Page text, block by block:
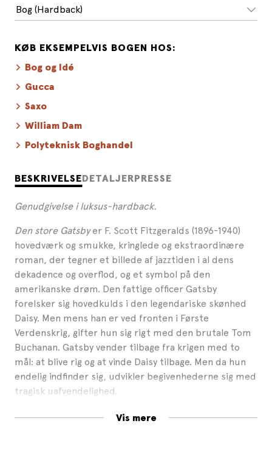
BESKRIVELSE DETALJER PRESSE
Genudgivelse i luksus-hardback.
Den store Gatsbyer F. Scott Fitzgeralds (1896-1940)
hovedværk og smukke, kringlede og ekstraordinære
roman, der tegner et billede af jazztiden i al dens
dekadence og overflod, og et symbol på den
amerikanske drøm. Den fattige officer Gatsby
forelsker sig hovedkulds i den legendariske skønhed
Daisy. Men mens han er ved fronten i Første
Verdenskrig, gifter hun sig rigt med den brutale Tom
Buchanan. Gatsby vender tilbage fra krigen med to
mål: at blive rig og at vinde Daisy tilbage. Men da hun
endelig indfinder sig, udvikler begivenhederne sig med
tragisk uafvendelighed.
Genudgivelsen er trykt efter den tidligere udgave, der
Vis mere
Bog (Hardback)
KØB EKSEMPELVIS BOGEN HOS:
Bog og Idé
Gucca
Saxo
William Dam
Polyteknisk Boghandel